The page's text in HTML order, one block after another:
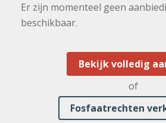
Er zijn momenteel geen
beschikbaar.
Bekijk volledig
of
Fosfaatrechten